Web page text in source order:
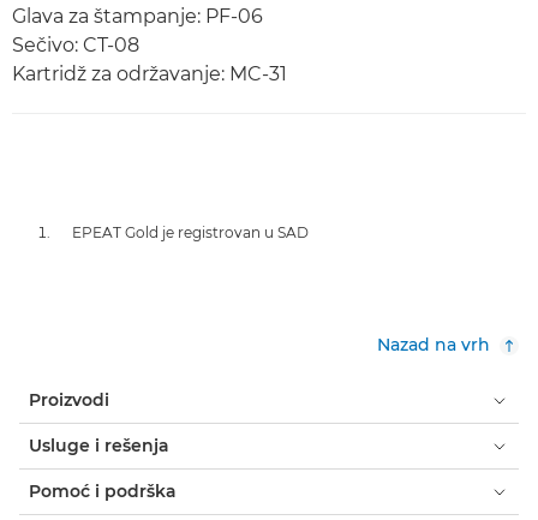
Glava za štampanje: PF-06
Sečivo: CT-08
Kartridž za održavanje: MC-31
EPEAT Gold je registrovan u SAD
Nazad na vrh
Proizvodi
Usluge i rešenja
Pomoć i podrška